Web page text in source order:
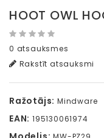
HOOT OWL
0 atsauksmes
Rakstīt atsauksmi
Ražotājs: Mindware
EAN: 195130061974